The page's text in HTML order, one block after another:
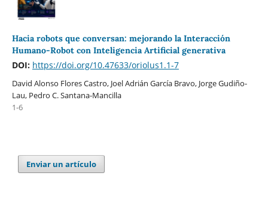
Hacia robots que conversan: mejorando la Interacción
Humano-Robot con Inteligencia Artificial generativa
DOI: https://doi.org/10.47633/oriolus1.1-7
David Alonso Flores Castro, Joel Adrián García Bravo, Jorge Gudiño-
Lau, Pedro C. Santana-Mancilla
1-6
Enviar un artículo